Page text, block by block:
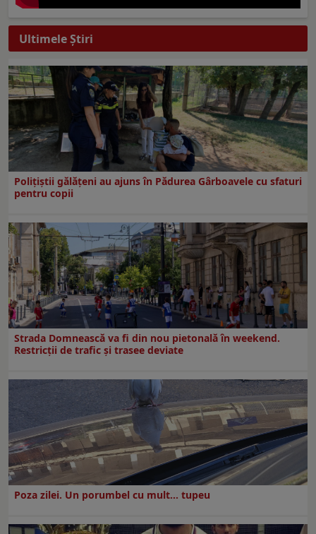
Ultimele Ştiri
Polițiștii gălățeni au ajuns în Pădurea Gârboavele cu sfaturi
pentru copii
Strada Domnească va fi din nou pietonală în weekend.
Restricţii de trafic şi trasee deviate
Poza zilei. Un porumbel cu mult… tupeu